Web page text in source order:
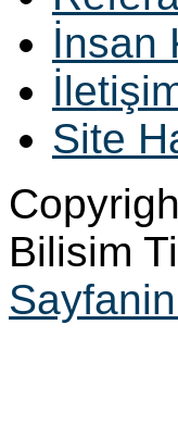
İnsan
Site
Bilisim